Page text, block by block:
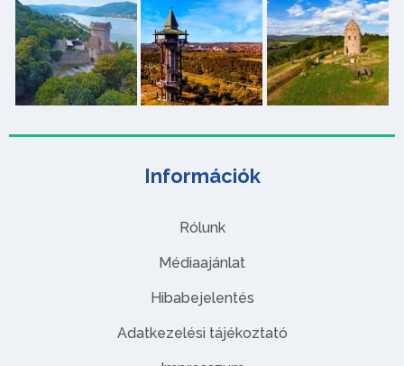
Információk
Rólunk
Médiaajánlat
Hibabejelentés
Adatkezelési tájékoztató